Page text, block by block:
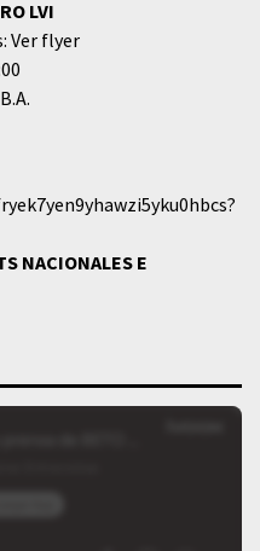
LVI
Ver flyer
NACIONALES E